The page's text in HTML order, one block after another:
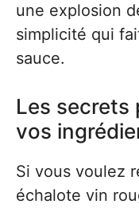
une explosion
simplicité qui
sauce.
Les secrets
vos
Si vous voulez
échalote vin